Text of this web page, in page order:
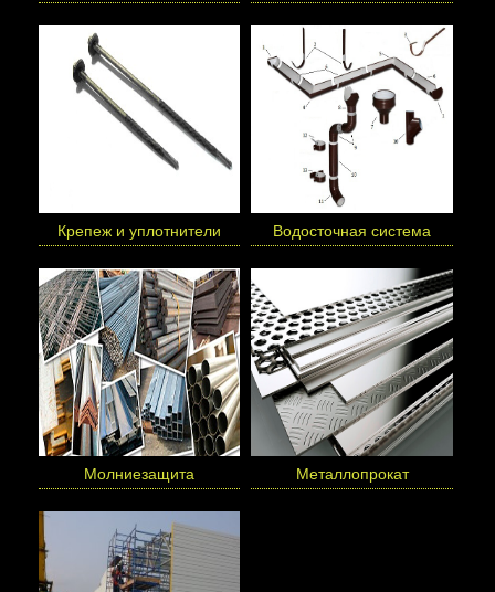
Крепеж и уплотнители Водосточная система
Молниезащита Металлопрокат